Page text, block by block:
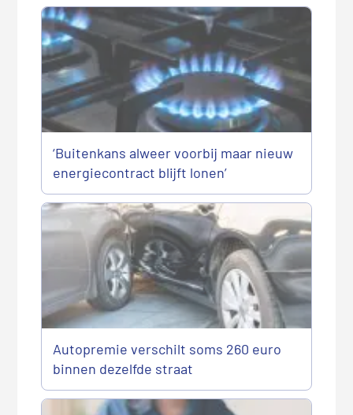
‘Buitenkans alweer voorbij maar nieuw
energiecontract blijft lonen’
Autopremie verschilt soms 260 euro
binnen dezelfde straat